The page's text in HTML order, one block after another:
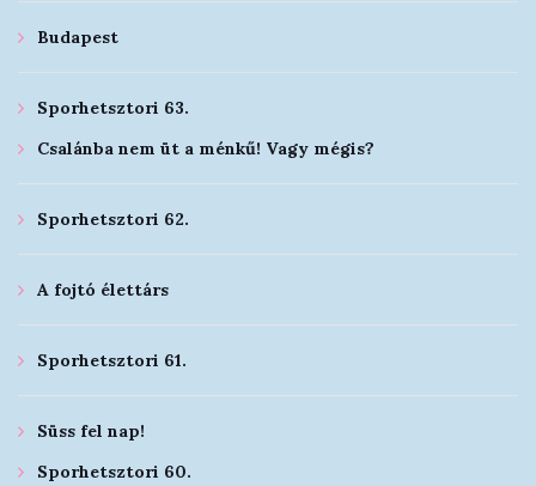
Budapest
Sporhetsztori 63.
Csalánba nem üt a ménkű! Vagy mégis?
Sporhetsztori 62.
A fojtó élettárs
Sporhetsztori 61.
Süss fel nap!
Sporhetsztori 60.